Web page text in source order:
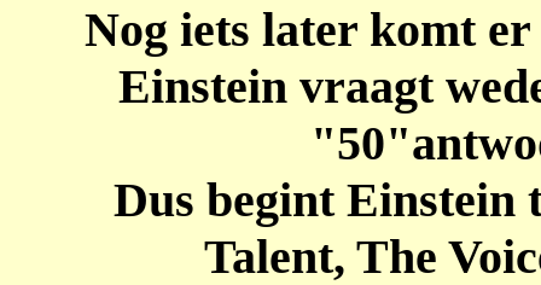
Nog iets later komt
Einstein vraagt
Dus begint Einstein
Talent, The